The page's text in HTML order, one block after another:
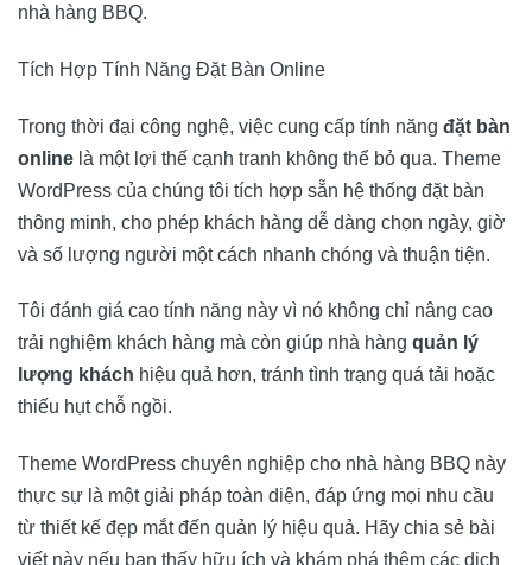
nhà hàng BBQ.
Tích Hợp Tính Năng Đặt Bàn Online
Trong thời đại công nghệ, việc cung cấp tính năng đặt bàn
online là một lợi thế cạnh tranh không thể bỏ qua. Theme
WordPress của chúng tôi tích hợp sẵn hệ thống đặt bàn
thông minh, cho phép khách hàng dễ dàng chọn ngày, giờ
và số lượng người một cách nhanh chóng và thuận tiện.
Tôi đánh giá cao tính năng này vì nó không chỉ nâng cao
trải nghiệm khách hàng mà còn giúp nhà hàng quản lý
lượng khách hiệu quả hơn, tránh tình trạng quá tải hoặc
thiếu hụt chỗ ngồi.
Theme WordPress chuyên nghiệp cho nhà hàng BBQ này
thực sự là một giải pháp toàn diện, đáp ứng mọi nhu cầu
từ thiết kế đẹp mắt đến quản lý hiệu quả. Hãy chia sẻ bài
viết này nếu bạn thấy hữu ích và khám phá thêm các dịch